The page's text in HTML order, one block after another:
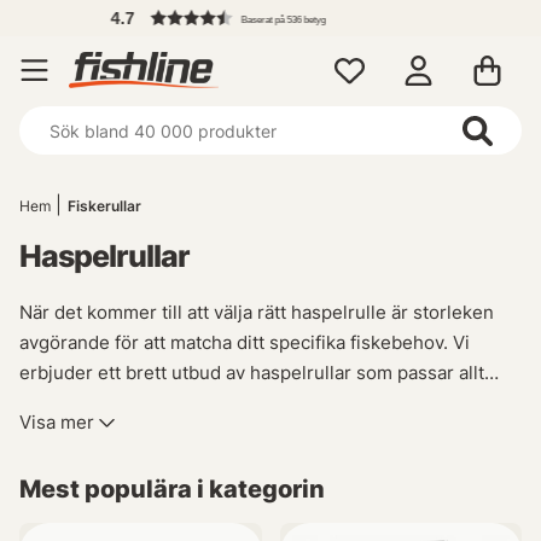
Baserat på 536 betyg
Hem Fiskerullar
Haspelrullar
När det kommer till att välja rätt haspelrulle är storleken
avgörande för att matcha ditt specifika fiskebehov. Vi
erbjuder ett brett utbud av haspelrullar som passar allt
gäddfiske.
För de minsta uppgifterna rekommenderas våra små
Visa mer
Mest populära i kategorin